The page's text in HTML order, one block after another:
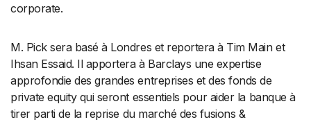
corporate.
M. Pick sera basé à Londres et reportera à Tim Main et
Ihsan Essaid. Il apportera à Barclays une expertise
approfondie des grandes entreprises et des fonds de
private equity qui seront essentiels pour aider la banque à
tirer parti de la reprise du marché des fusions &